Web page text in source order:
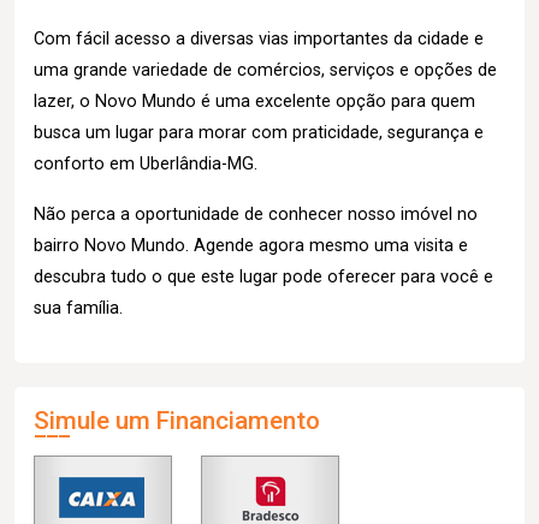
Com fácil acesso a diversas vias importantes da cidade e
uma grande variedade de comércios, serviços e opções de
lazer, o Novo Mundo é uma excelente opção para quem
busca um lugar para morar com praticidade, segurança e
conforto em Uberlândia-MG.
Não perca a oportunidade de conhecer nosso imóvel no
bairro Novo Mundo. Agende agora mesmo uma visita e
descubra tudo o que este lugar pode oferecer para você e
sua família.
Simule um Financiamento